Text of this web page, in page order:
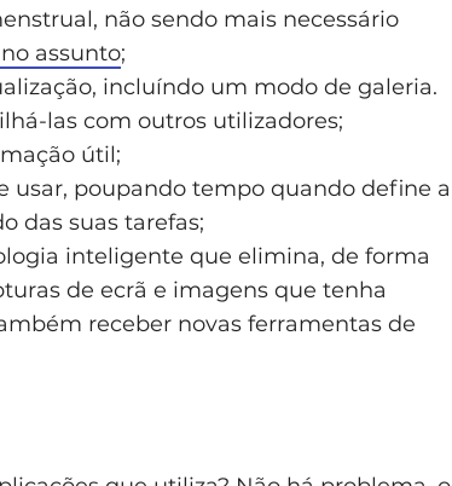
não sendo mais necessário
assunto;
incluíndo um modo de galeria.
las com outros utilizadores;
útil;
usar, poupando tempo quando define a
das suas tarefas;
inteligente que elimina, de forma
de ecrã e imagens que tenha
receber novas ferramentas de